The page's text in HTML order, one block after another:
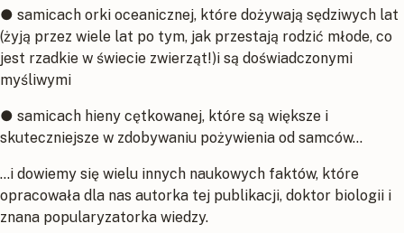
● samicach orki oceanicznej, które dożywają sędziwych lat
(żyją przez wiele lat po tym, jak przestają rodzić młode, co
jest rzadkie w świecie zwierząt!)i są doświadczonymi
myśliwymi
● samicach hieny cętkowanej, które są większe i
skuteczniejsze w zdobywaniu pożywienia od samców…
…i dowiemy się wielu innych naukowych faktów, które
opracowała dla nas autorka tej publikacji, doktor biologii i
znana popularyzatorka wiedzy.